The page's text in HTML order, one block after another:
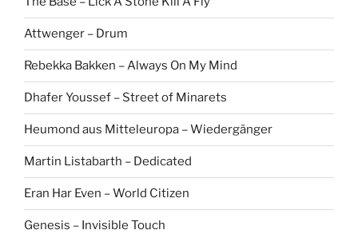
Attwenger – Drum
Rebekka Bakken – Always On My Mind
Dhafer Youssef – Street of Minarets
Heumond aus Mitteleuropa – Wiedergänger
Martin Listabarth – Dedicated
Eran Har Even – World Citizen
Genesis – Invisible Touch